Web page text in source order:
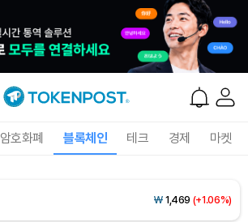
암호화폐 블록체인 테크 경제 마켓
₩2,708,040(+0.03%)
₩ 1,469 (+1.06%)